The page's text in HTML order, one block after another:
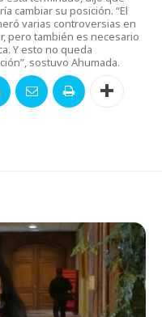
cambiar su posición. “El
varias controversias en
pero también es necesario
Y esto no queda
sostuvo Ahumada.